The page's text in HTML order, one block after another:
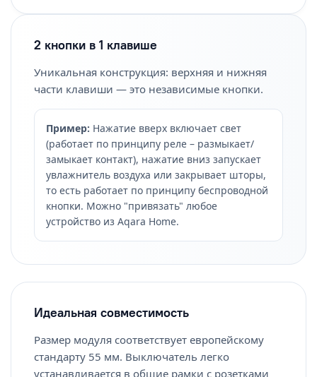
2 кнопки в 1 клавише
Уникальная конструкция: верхняя и нижняя
части клавиши — это независимые кнопки.
Пример: Нажатие вверх включает свет
(работает по принципу реле – размыкает/
замыкает контакт), нажатие вниз запускает
увлажнитель воздуха или закрывает шторы,
то есть работает по принципу беспроводной
кнопки. Можно "привязать" любое
устройство из Aqara Home.
Идеальная совместимость
Размер модуля соответствует европейскому
стандарту 55 мм. Выключатель легко
устанавливается в общие рамки с розетками